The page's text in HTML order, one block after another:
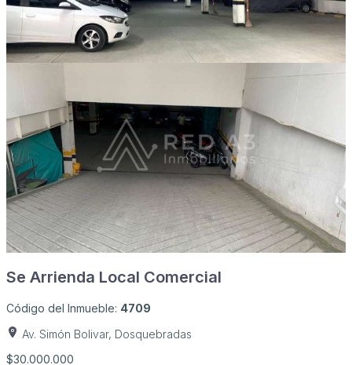
Se Arrienda Local Comercial
Código del Inmueble: 4709
Av. Simón Bolivar, Dosquebradas
$30.000.000